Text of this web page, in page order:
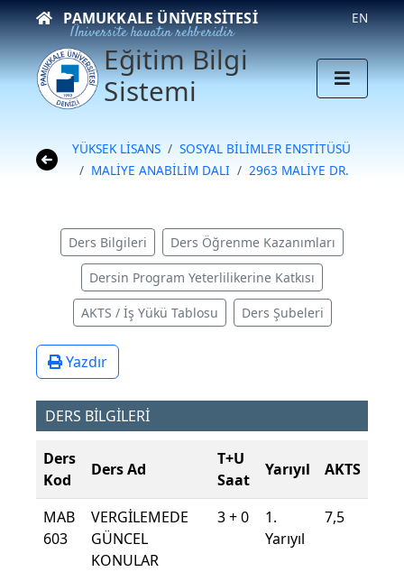
PAMUKKALE ÜNIVERSITESI
Üniversite hayatın rehberidir
EN
Eğitim Bilgi
Sistemi
YÜKSEK LİSANS
SOSYAL BİLİMLER ENSTİTÜSÜ
MALİYE ANABİLİM DALI
2963 MALİYE DR.
Ders Bilgileri Ders Öğrenme Kazanımları
Dersin Program Yeterlilikerine Katkısı
AKTS / İş Yükü Tablosu Ders Şubeleri
Yazdır
DERS BİLGİLERİ
Ders
Kod
Ders Ad
T+U
Saat
Yarıyıl AKTS
MAB
603
VERGİLEMEDE
GÜNCEL
KONULAR
3 + 0
1.
Yarıyıl
7,5